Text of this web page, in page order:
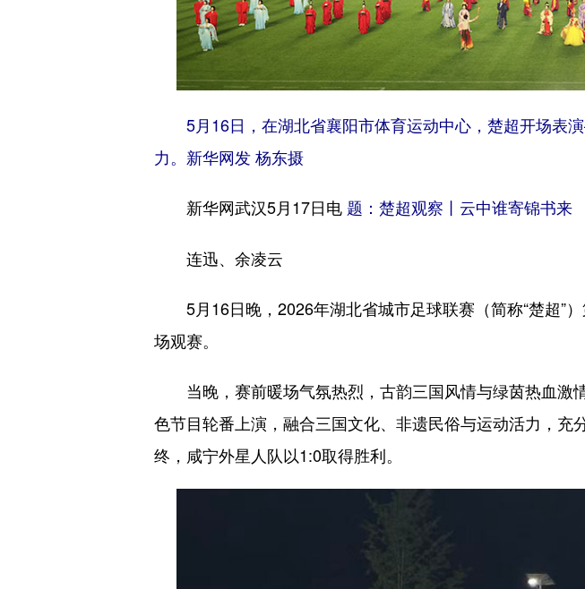
5月16日，在湖北省襄阳市体育运动中心，楚超开场
力。新华网发 杨东摄
新华网武汉5月17日电 题：楚超观察丨云中谁寄锦书来
连迅、余凌云
5月16日晚，2026年湖北省城市足球联赛（简称“楚超”
场观赛。
当晚，赛前暖场气氛热烈，古韵三国风情与绿茵热血激
色节目轮番上演，融合三国文化、非遗民俗与运动活力，
终，咸宁外星人队以1:0取得胜利。